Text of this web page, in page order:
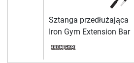
Sztanga przedłużająca
Iron Gym Extension Bar